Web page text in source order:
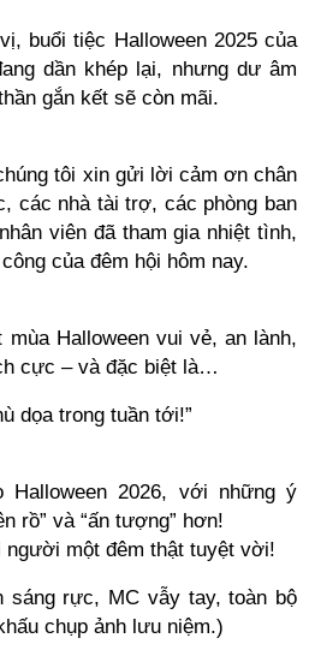
buổi tiệc Halloween 2025 của
dần khép lại, nhưng dư âm
gắn kết sẽ còn mãi.
tôi xin gửi lời cảm ơn chân
các nhà tài trợ, các phòng ban
viên đã tham gia nhiệt tình,
của đêm hội hôm nay.
Halloween vui vẻ, an lành,
cực – và đặc biệt là…
dọa trong tuần tới!”
2026, với những ý
rồ” và “ấn tượng” hơn!
một đêm thật tuyệt vời!
sáng rực, MC vẫy tay, toàn bộ
chụp ảnh lưu niệm.)